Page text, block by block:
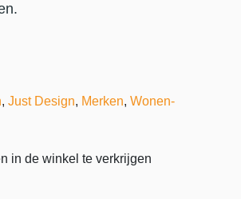
, Just Design, Merken, Wonen-
in de winkel te verkrijgen